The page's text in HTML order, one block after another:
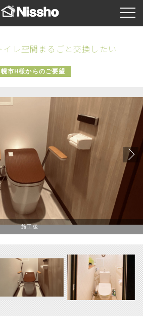
イレ空間まるごと交換したい
市H様からのご要望
施工後